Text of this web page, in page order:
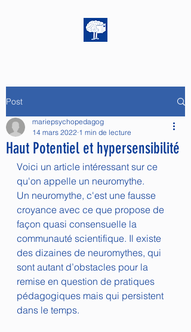
Post
Haut Potentiel et hypersensibilité
mariepsychopedagog
14 mars 2022 1 min de lecture
Voici un article intéressant sur ce
qu'on appelle un neuromythe.
Un neuromythe, c'est une fausse
croyance avec ce que propose de
façon quasi consensuelle la
communauté scientifique. Il existe
des dizaines de neuromythes, qui
sont autant d’obstacles pour la
remise en question de pratiques
pédagogiques mais qui persistent
dans le temps.